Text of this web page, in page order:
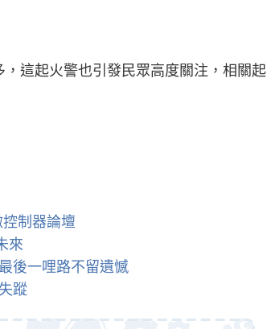
這起火警也引發民眾高度關注，相關起
制器論壇
來
後一哩路不留遺憾
蹤